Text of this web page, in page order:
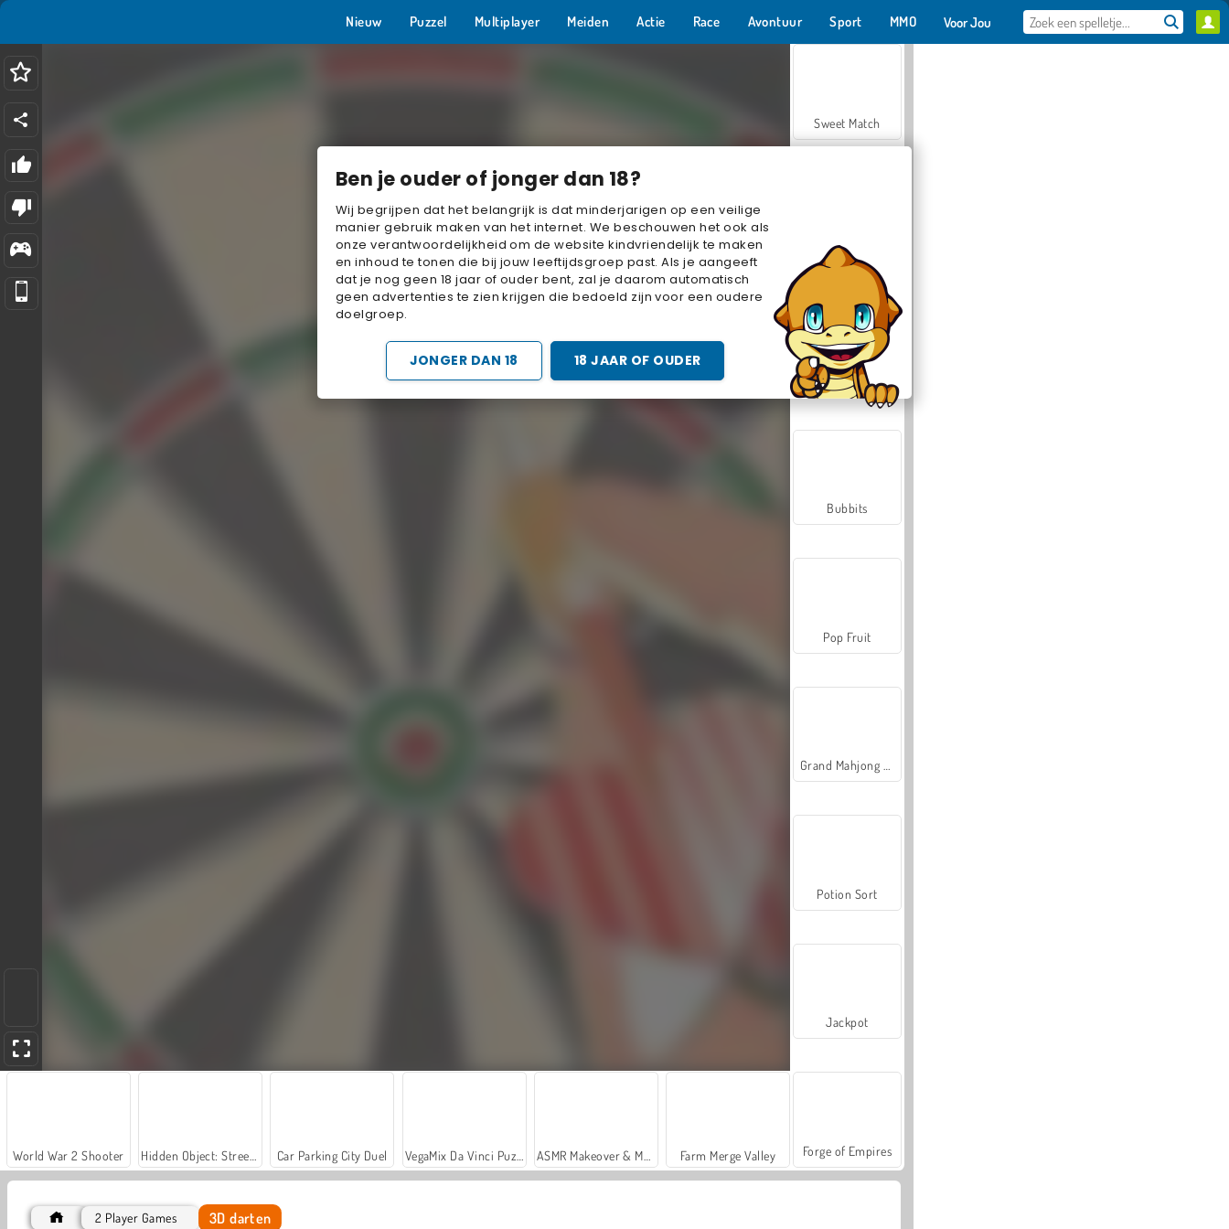
Ben je ouder of jonger dan 18?
Wij begrijpen dat het belangrijk is dat minderjarigen op een veilige
manier gebruik maken van het internet. We beschouwen het ook als
onze verantwoordelijkheid om de website kindvriendelijk te maken
en inhoud te tonen die bij jouw leeftijdsgroep past. Als je aangeeft
dat je nog geen 18 jaar of ouder bent, zal je daarom automatisch
geen advertenties te zien krijgen die bedoeld zijn voor een oudere
doelgroep.
JONGER DAN 18 18 JAAR OF OUDER
Nieuw Puzzel Multiplayer Meiden Actie Race Avontuur Sport MMO Voor Jou
World War 2 Shooter Car Parking City Duel Farm Merge Valley
Sweet Match
Zen Solitaire
Farmerama
Bubbits
Pop Fruit
Potion Sort
Jackpot
Forge of Empires
2 Player Games 3D darten